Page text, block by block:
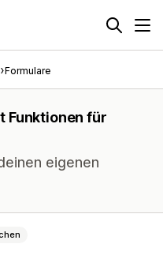
Formulare
Funktionen für
eigenen